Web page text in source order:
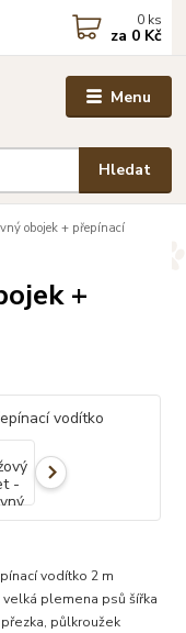
Menu
Hledat
0 ks
za 0 Kč
obojek + přepínací
+
vodítko 2 m
plemena psů šířka
půlkroužek